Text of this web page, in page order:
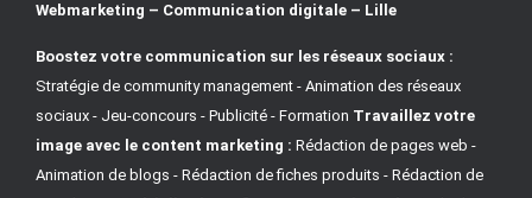
Webmarketing – Communication digitale – Lille
Boostez votre communication sur les réseaux sociaux :
Stratégie de community management - Animation des réseaux
sociaux - Jeu-concours - Publicité - Formation Travaillez votre
image avec le content marketing : Rédaction de pages web -
Animation de blogs - Rédaction de fiches produits - Rédaction de